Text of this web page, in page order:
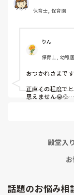
しかも、上司に↑
ちゃんと考えて
呼ばれて一緒に対
これだけで30〜
皆さんの園はどう
保育士, 保育園
りん
保育士, 幼稚
おつかれさまです
正直その程度で
思えません😭💦
殿堂入
話題のお悩み相